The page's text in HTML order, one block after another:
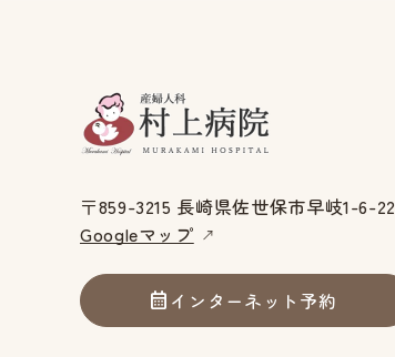
〒859-3215 長崎県佐世保市早岐1-6-22
Googleマップ
インターネット予約